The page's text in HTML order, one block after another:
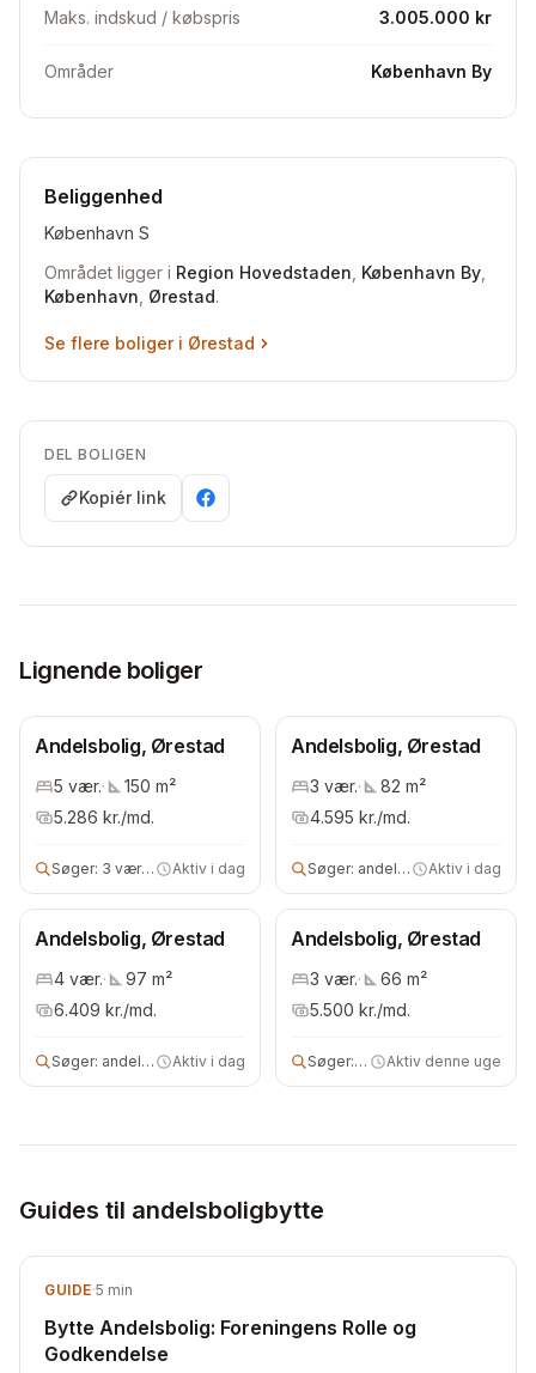
Maks. indskud / købspris 3.005.000 kr
Områder København By
Beliggenhed
København S
Området ligger i Region Hovedstaden København By
København Ørestad.
Se flere boliger i Ørestad
DEL BOLIGEN
Kopiér link
Lignende boliger
Andelsbolig, Ørestad
5 vær.· 150 m²
5.286 kr./md.
Søger: 3 vær andelsbolig Aktiv i dag
Andelsbolig, Ørestad
3 vær.· 82 m²
4.595 kr./md.
Søger: andels- eller ejerbolig Aktiv i dag
Andelsbolig, Ørestad
4 vær.· 97 m²
6.409 kr./md.
Søger: andelsbolig Aktiv i dag
Andelsbolig, Ørestad
3 vær.· 66 m²
5.500 kr./md.
Søger:2 vær andelsbolig
Aktiv denne uge
Guides til andelsboligbytte
GUIDE·5 min
Bytte Andelsbolig: Foreningens Rolle og
Godkendelse